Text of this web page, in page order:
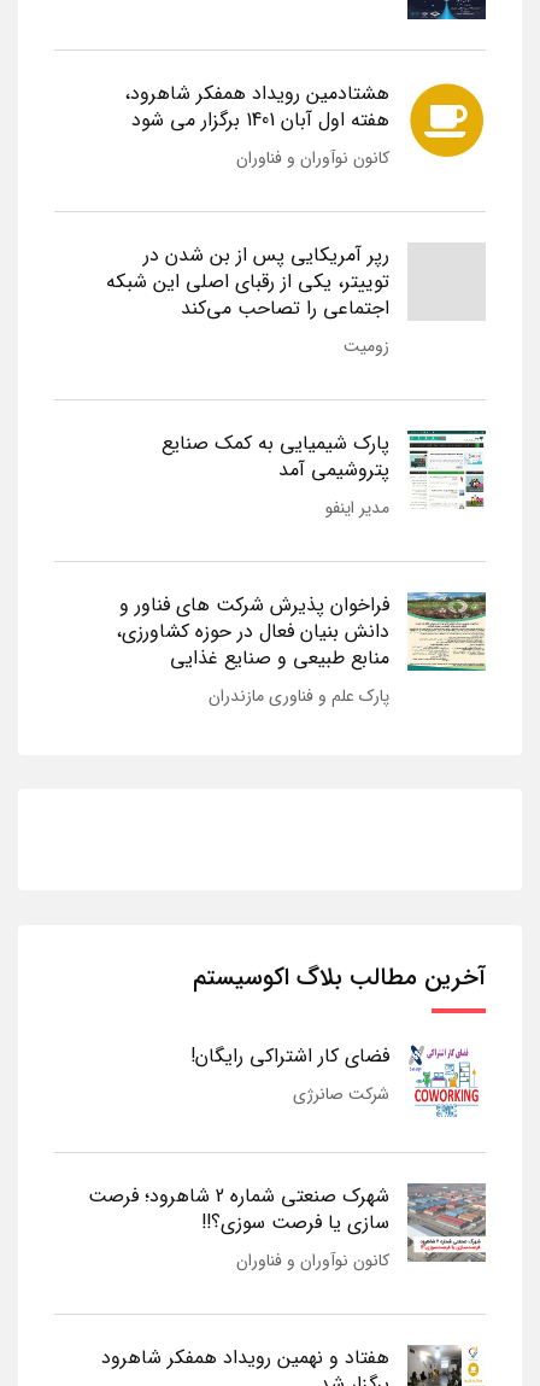
هشتادمین رویداد همفکر شاهرود،
هفته اول آبان 1401 برگزار می شود
کانون نوآوران و فناوران
رپر آمریکایی پس از بن شدن در
توییتر، یکی از رقبای اصلی این شبکه
اجتماعی را تصاحب می‌کند
زومیت
پارک شیمیایی به کمک صنایع
پتروشیمی آمد
مدیر اینفو
فراخوان پذیرش شرکت های فناور و
دانش بنیان فعال در حوزه کشاورزی،
منابع طبیعی و صنایع غذایی
پارک علم و فناوری مازندران
آخرین مطالب بلاگ اکوسیستم
فضای کار اشتراکی رایگان!
شرکت صانرژی
شهرک صنعتی شماره 2 شاهرود؛ فرصت
سازی یا فرصت سوزی؟!!
کانون نوآوران و فناوران
هفتاد و نهمین رویداد همفکر شاهرود